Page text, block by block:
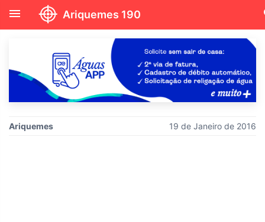
menu Ariquemes 190
Ariquemes 19 de Janeiro de 2016